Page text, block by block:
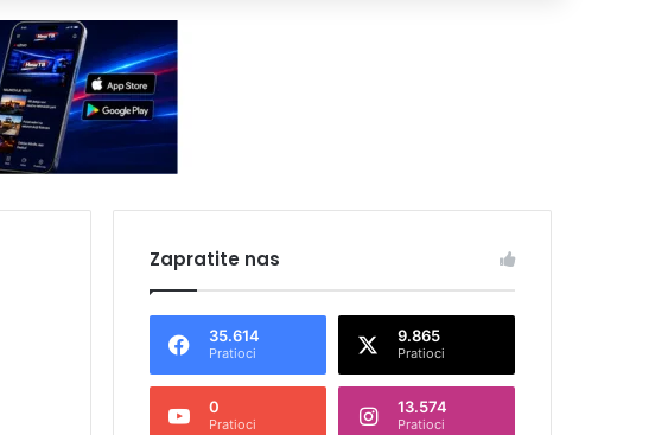
Zapratite nas
35.614
Pratioci
9.865
Pratioci
0
Pratioci
13.574
Pratioci